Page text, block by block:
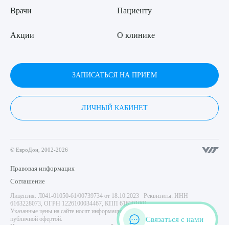
Врачи
Акции
Пациенту
О клинике
ЗАПИСАТЬСЯ НА ПРИЕМ
ЛИЧНЫЙ КАБИНЕТ
© ЕвроДон, 2002-2026
Правовая информация
Соглашение
Лицензия: Л041-01050-61/00739734 от 18.10.2023 Реквизиты: ИНН
6163228073, ОГРН 1226100034467, КПП 616301001
Указанные цены на сайте носят информационный характер и не являются
публичной офертой.
Связаться с нами